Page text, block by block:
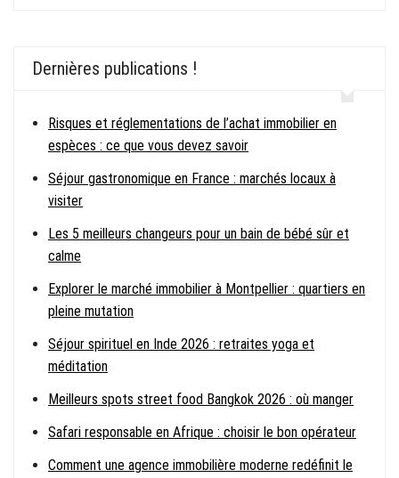
Dernières publications !
Risques et réglementations de l’achat immobilier en
espèces : ce que vous devez savoir
Séjour gastronomique en France : marchés locaux à
visiter
Les 5 meilleurs changeurs pour un bain de bébé sûr et
calme
Explorer le marché immobilier à Montpellier : quartiers en
pleine mutation
Séjour spirituel en Inde 2026 : retraites yoga et
méditation
Meilleurs spots street food Bangkok 2026 : où manger
Safari responsable en Afrique : choisir le bon opérateur
Comment une agence immobilière moderne redéfinit le